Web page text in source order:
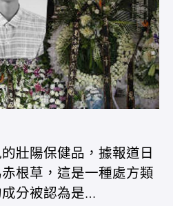
壯陽保健品，據報道日
根草，這是一種處方類
分被認為是…